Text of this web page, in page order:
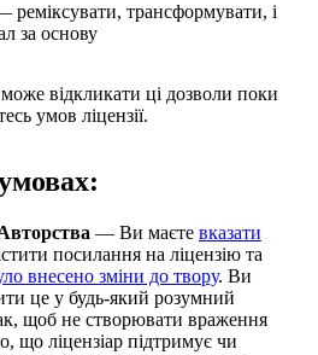
реміксувати, трансформувати, і
за основу
може відкликати ці дозволи поки
умов ліцензії.
— Ви маєте вказати
посилання на ліцензію та
внесено зміни до твору. Ви
це у будь-який розумний
щоб не створювати враження
що ліцензіар підтримує чи